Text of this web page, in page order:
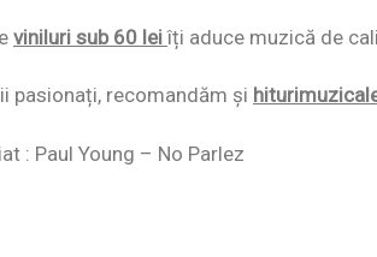
viniluri sub 60 lei îți aduce muzică de
pasionați, recomandăm și
: Paul Young – No Parlez